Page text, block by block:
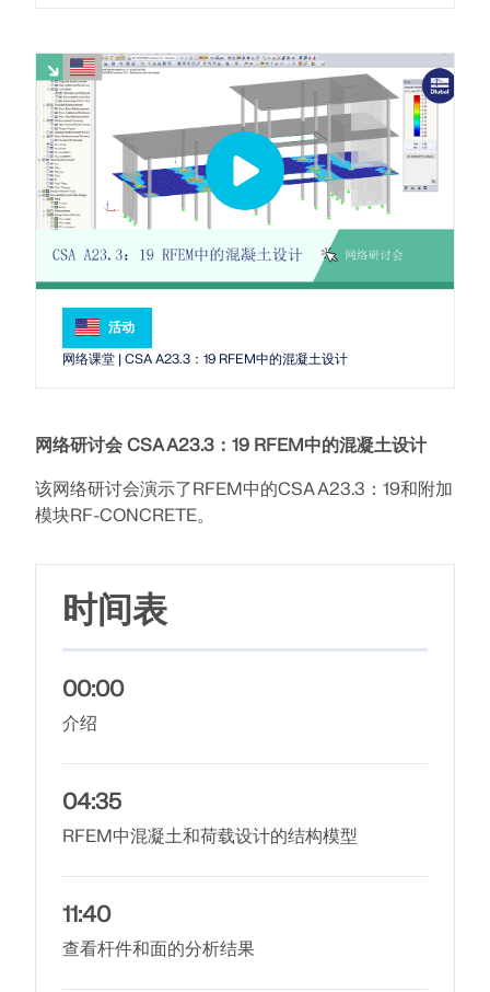
Dlubal 的新 API 服务 (gRPC) 为您提供了一个基于
Python 和 C# 的结构分析软件灵活接口，可以直接访问
整个 Dlubal 产品系列。
使用 API 开始
附加分析
动力分析
特殊解决方案
设计
RSECTION 1
更多信息
RWIND 3
Dlubal 应用程序编程接口
您通往参数化建模和自动化的大门
快速找到答案
找到有关Dlubal软件的常见问题的快速答案。搜索或筛
选数百个常见问题以快速解决问题。
查看常见问题
释放创新力量
探索旨在提升您的工程工作流程的尖端工具和增强功
能。
探索新功能
Dlubal 自由区
随时获得专家帮助。享受免费的 AI 协助、电子邮件支
面向学生的免费结构分析软件
挑战方面的帮助。
联系支持
您的职业机会
寻找理想工作
加入工程软件的全球领导者，将您的职业生涯提升到新
的高度。
查看职位空缺
登录
创建账户
中文(简体)
活动
网络课堂 | CSA A23.3：19 RFEM中的混凝土设计
网络研讨会 CSA A23.3：19 RFEM中的混凝土设计
该网络研讨会演示了RFEM中的CSA A23.3：19和附加
模块RF-CONCRETE。
时间表
00:00
介绍
04:35
RFEM中混凝土和荷载设计的结构模型
11:40
查看杆件和面的分析结果